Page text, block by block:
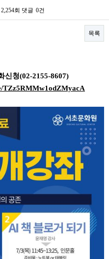
2,254회 댓글 0건
목록
신청(02-2155-8607)
TZz5RMMw1odZMyacA